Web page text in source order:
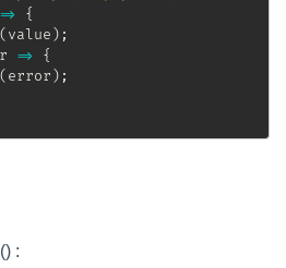
=>
{
(value) ;
=>
{
(error) ;
: